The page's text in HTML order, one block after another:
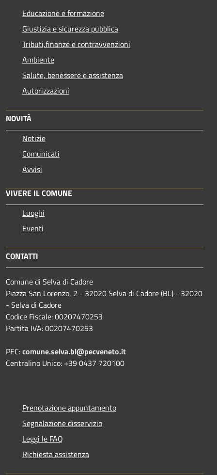
Educazione e formazione
Giustizia e sicurezza pubblica
Tributi,finanze e contravvenzioni
Ambiente
Salute, benessere e assistenza
Autorizzazioni
NOVITÀ
Notizie
Comunicati
Avvisi
VIVERE IL COMUNE
Luoghi
Eventi
CONTATTI
Comune di Selva di Cadore
Piazza San Lorenzo, 2 - 32020 Selva di Cadore (BL) - 32020
- Selva di Cadore
Codice Fiscale: 00207470253
Partita IVA: 00207470253
PEC:comune.selva.bl@pecveneto.it
Centralino Unico: +39 0437 720100
Prenotazione appuntamento
Segnalazione disservizio
Leggi le FAQ
Richiesta assistenza